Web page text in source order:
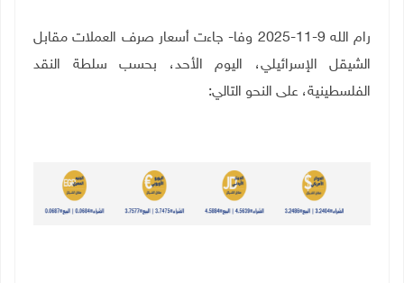
رام الله 9-11-2025 وفا- جاءت أسعار صرف العملات مقابل
الشيقل الإسرائيلي، اليوم الأحد، بحسب سلطة النقد
الفلسطينية، على النحو التالي: